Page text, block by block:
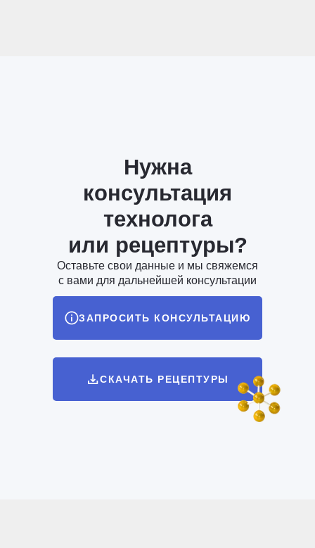
СКАЧАТЬ РЕЦЕПТУРЫ
ЗАПРОСИТЬ КОНСУЛЬТАЦИЮ
Нужна
консультация
технолога
или рецептуры?
Оставьте свои данные и мы свяжемся
с вами для дальнейшей консультации